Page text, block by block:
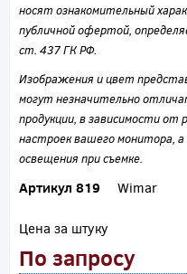
носят ознакомительный
публичной офертой,
ст. 437 ГК РФ.
Изображения и цвет
могут незначительно
продукции, в зависимости от
настроек вашего монитора,
освещения при съемке.
Артикул 819 Wimar
Цена за штуку
По запросу